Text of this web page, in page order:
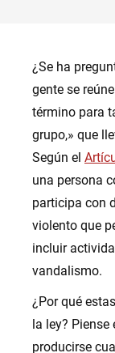
¿Se ha
gente se
término para
grupo,» que
Según el
una persona
participa con
violento que
incluir
vandalismo.
¿Por qué
la ley?
producirse